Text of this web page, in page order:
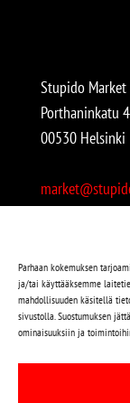
Parhaan kokemuksen
ja/tai käyttääksemme
mahdollisuuden käsitellä
sivustolla. Suostumuksen
ominaisuuksiin ja
Stupido Market
Porthaninkatu 4
00530 Helsinki
Avoinna:
arkisin 12-18
lauantaisin 12-
Stupido löytyy